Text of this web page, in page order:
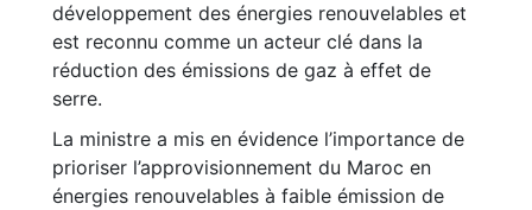
développement des énergies renouvelables et
est reconnu comme un acteur clé dans la
réduction des émissions de gaz à effet de
serre.
La ministre a mis en évidence l’importance de
prioriser l’approvisionnement du Maroc en
énergies renouvelables à faible émission de